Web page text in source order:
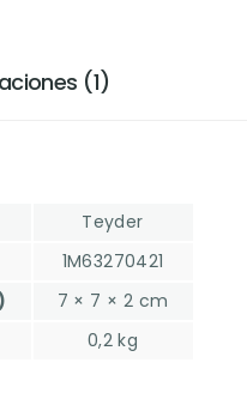
(1)
Teyder
1M63270421
7 × 7 × 2 cm
0,2 kg